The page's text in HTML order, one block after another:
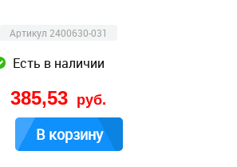
Артикул 2400630-031
Есть в наличии
385,53 руб.
В корзину